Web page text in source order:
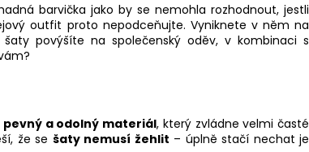
barvička jako by se nemohla rozhodnout, jestli
outfit proto nepodceňujte. Vyniknete v něm na
povýšíte na společenský oděv, v kombinaci s
a odolný materiál, který zvládne velmi časté
že se šaty nemusí žehlit – úplně stačí nechat je